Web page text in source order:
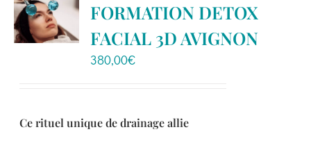
Les
options
peuvent
la
FORMATION DETOX
FACIAL 3D AVIGNON
380,00€
Ce rituel unique de drainage allie